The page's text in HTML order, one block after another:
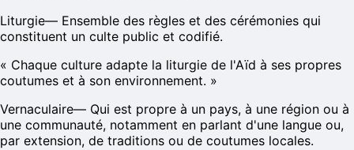
Liturgie— Ensemble des règles et des cérémonies qui
constituent un culte public et codifié.
« Chaque culture adapte la liturgie de l'Aïd à ses propres
coutumes et à son environnement. »
Vernaculaire— Qui est propre à un pays, à une région ou à
une communauté, notamment en parlant d'une langue ou,
par extension, de traditions ou de coutumes locales.